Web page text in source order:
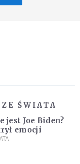
ŚWIATA
jest Joe Biden?
emocji